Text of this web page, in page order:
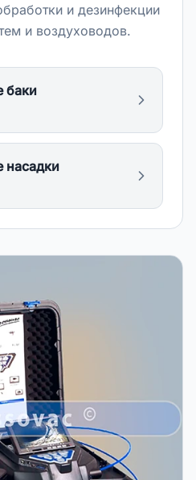
и дезинфекции
и воздуховодов.
баки
насадки